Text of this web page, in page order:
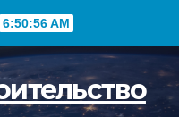
6:50:56 AM